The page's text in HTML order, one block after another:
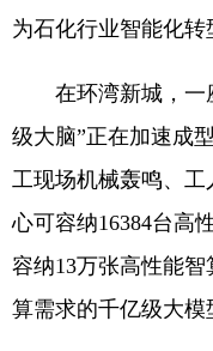
为石化行业智能化转
在环湾新城，一座
级大脑”正在加速成
工现场机械轰鸣、
心可容纳16384台高
容纳13万张高性能
算需求的千亿级大模